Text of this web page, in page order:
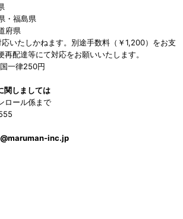
・福島県
府県
いたしかねます。別途手数料（￥1,200）をお支
配達等にて対応をお願いいたします。
一律250円
関しましては
ロール係まで
inc.jp